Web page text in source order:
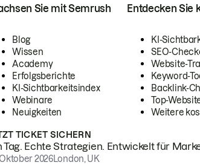
Sie mit Semrush
Blog
Wissen
Academy
Erfolgsberichte
KI-Sichtbarkeitsindex
Webinare
Neuigkeiten
Entdecken Sie
KI-
SEO-
Website-
Keyword-
Backlink-
Top-
Weitere
TICKET SICHERN
Tag. Echte Strategien. Entwickelt für
Oktober 2026London, UK